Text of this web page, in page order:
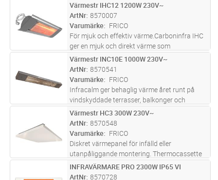
ST Lägg i kundvagn
Värmestr IHC12 1200W 230V~
ArtNr 8570007
Varumärke
FRICO
För mjuk och effektiv värme.Carboninfra IHC
ger en mjuk och direkt värme som
tillsammans med det behagliga skenet passar
väl i utomhusmiljöer där designen är viktig.
IHC har en värmespridning som gör
ST Lägg i kundvagn
Värmestr INC10E 1000W 230V~
ArtNr 8570541
Varumärke
FRICO
Infracalm ger behaglig värme året runt på
vindskyddade terrasser, balkonger och
uteserveringar. Infravärmaren skapar inget
synbart sken och är därför lämplig där
diskreta lösningar eftersträvas. Infr
ST Lägg i kundvagn
Värmestr HC3 300W 230V~
ArtNr 8570548
Varumärke
FRICO
Diskret värmepanel för infälld eller
utanpåliggande montering. Thermocassette
HC är avsedd för diskret uppvärmning i
kontor, badrum, skolor etc. Den är
ST Lägg i kundvagn
INFRAVÄRMARE PRO 2300W IP65 VI
ArtNr 8570728